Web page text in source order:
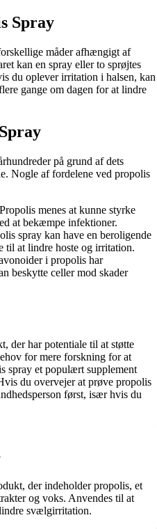
Spray
måder afhængigt af
kan en spray eller to sprøjtes
du oplever irritation i halsen, kan
gange om dagen for at lindre
på grund af dets
Nogle af fordelene ved propolis
Propolis menes at kunne styrke
at bekæmpe infektioner.
spray kan have en beroligende
til at lindre hoste og irritation.
i propolis har
beskytte celler mod skader
der har potentiale til at støtte
for mere forskning for at
spray et populært supplement
du overvejer at prøve propolis
først, især hvis du
der indeholder propolis, et
og voks. Anvendes til at
svælgirritation.